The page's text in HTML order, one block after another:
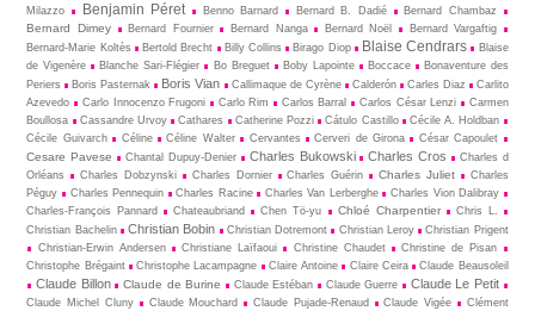
Milazzo
Benjamin Péret Benno Barnard Bernard B. Dadié Bernard Chambaz
Bernard Dimey Bernard Fournier Bernard Nanga Bernard Noël
Bernard Vargaftig
Bernard-Marie Koltès
Bertold Brecht Billy Collins Birago Diop Blaise Cendrars
Blaise
de Vigenère
Blanche Sari-Flégier Bo Breguet Boby Lapointe Boccace
Bonaventure des
Periers
Boris Pasternak Boris Vian Callimaque de Cyrène Cal­derón Carles Diaz
Carlito
Azevedo
Carlo Innocenzo Frugoni Carlo Rim Carlos Barral Carlos César Lenzi
Carmen
Boullosa
Cassandre Urvoy Cathares Catherine Pozzi Cátulo Castillo
Cécile A. Holdban
Cécile Guivarch
Céline Céline Walter Cervantes Cerveri de Girona César Capoulet
Cesare Pavese Chantal Dupuy-Denier Charles Bukowski Charles Cros
Charles d
Orléans
Charles Dobzynski Charles Dornier Charles Guérin Charles Juliet
Charles
Péguy
Charles Pennequin Charles Racine Charles Van Lerberghe
Charles Vion Dalibray
Charles-François Pannard
Chateaubriand Chen Tö-yu Chloé Charpentier
Chris L.
Christian Bachelin
Christian Bobin Christian Dotremont Christian Leroy
Christian Prigent
Christian-Erwin Andersen
Christiane Laïfaoui Christine Chaudet
Christine de Pisan
Christophe Brégaint
Christophe Lacampagne Claire Antoine Claire Ceira Claude Beausoleil
Claude Billon Claude de Burine Claude Estéban Claude Guerre Claude Le Petit
Claude Michel Cluny Claude Mouchard Claude Pujade-Renaud Claude Vigée
Clément